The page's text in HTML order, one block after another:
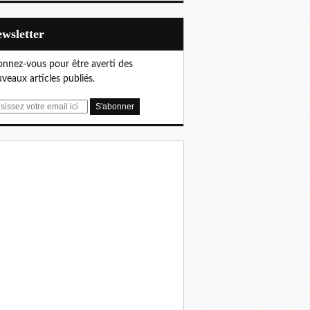
vous pour être averti des
articles publiés.